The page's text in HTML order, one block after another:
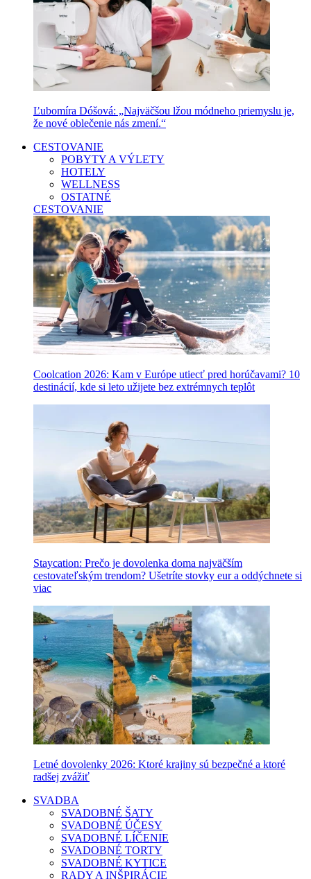
Ľubomíra Dóšová: „Najväčšou lžou módneho priemyslu je,
že nové oblečenie nás zmení.“
CESTOVANIE
POBYTY A VÝLETY
HOTELY
WELLNESS
OSTATNÉ
CESTOVANIE
Coolcation 2026: Kam v Európe utiecť pred horúčavami? 10
destinácií, kde si leto užijete bez extrémnych teplôt
Staycation: Prečo je dovolenka doma najväčším
cestovateľským trendom? Ušetríte stovky eur a oddýchnete si
viac
Letné dovolenky 2026: Ktoré krajiny sú bezpečné a ktoré
radšej zvážiť
SVADBA
SVADOBNÉ ŠATY
SVADOBNÉ ÚČESY
SVADOBNÉ LÍČENIE
SVADOBNÉ TORTY
SVADOBNÉ KYTICE
RADY A INŠPIRÁCIE